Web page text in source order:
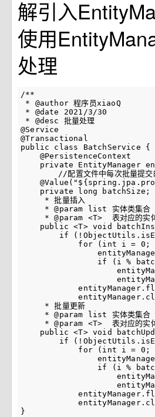
解引入
使用
处理
/**
* @author 程序员xiaoQ
* @date 2021/3/30
* @desc 批量处理
@Service
@Transactional
public class BatchService {
    @PersistenceContext
private EntityManager
    private long batchSize;
     * 批量插入
     * @param list 实体类集合
* @param <T>  表对应的实
public <T> void
if
for (int i = 0;
if (i %
     * 批量更新
     * @param list 实体类集合
* @param <T>  表对应的实
public <T> void
if
for (int i = 0;
if (i %
}